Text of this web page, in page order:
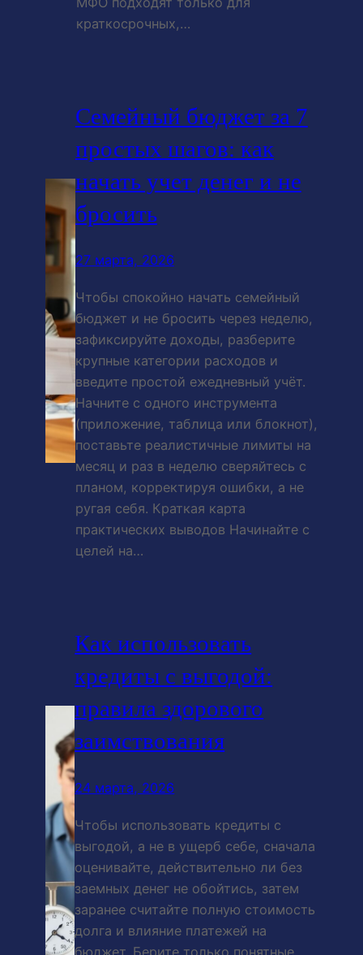
краткосрочных,…
Семейный бюджет за 7
простых шагов: как
начать учет денег и не
бросить
27 марта, 2026
Чтобы спокойно начать семейный
бюджет и не бросить через неделю,
зафиксируйте доходы, разберите
крупные категории расходов и
введите простой ежедневный учёт.
Начните с одного инструмента
(приложение, таблица или блокнот),
поставьте реалистичные лимиты на
месяц и раз в неделю сверяйтесь с
планом, корректируя ошибки, а не
ругая себя. Краткая карта
практических выводов Начинайте с
целей на…
Как использовать
кредиты с выгодой:
правила здорового
заимствования
24 марта, 2026
Чтобы использовать кредиты с
выгодой, а не в ущерб себе, сначала
оценивайте, действительно ли без
заемных денег не обойтись, затем
заранее считайте полную стоимость
долга и влияние платежей на
бюджет. Берите только понятные